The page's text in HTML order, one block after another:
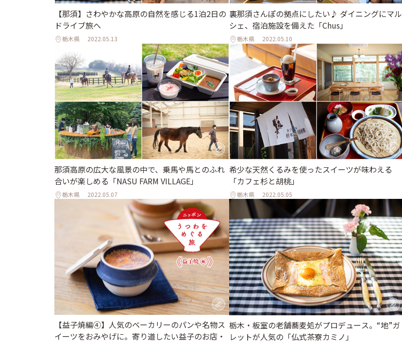
【那須】さわやかな高原の自然を感じる1泊2日の
ドライブ旅へ
栃木県 2022.05.13
裏那須さんぽの拠点にしたい♪ ダイニングにマル
シェ、宿泊施設を備えた「Chus」
栃木県 2022.05.10
那須高原の広大な風景の中で、乗馬や馬とのふれ
合いが楽しめる「NASU FARM VILLAGE」
栃木県 2022.05.07
希少な天然くるみを使ったスイーツが味わえる
「カフェ杉と胡桃」
栃木県 2022.05.05
【益子焼編④】人気のベーカリーのパンや名物ス
イーツをおみやげに。寄り道したい益子のお店・
栃木・板室の老舗蕎麦処がプロデュース。“地”ガ
レットが人気の「仏式茶寮カミノ」